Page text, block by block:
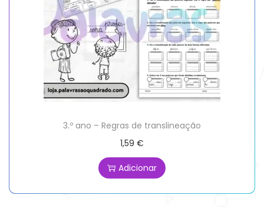
3.º ano – Regras de translineação
1,59 €
Adicionar